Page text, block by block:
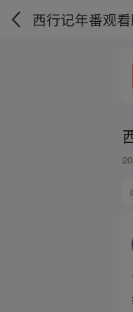
西行记年番观